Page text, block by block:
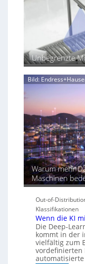
f
ü
r
d
i
e
-
r
a
Unbegrenzte
Bild:
Warum mehr
Maschinen
Out-of-
Klassifikationen
Wenn die KI
Die Deep-
kommt in der
vielfältig zum
vordefinierten